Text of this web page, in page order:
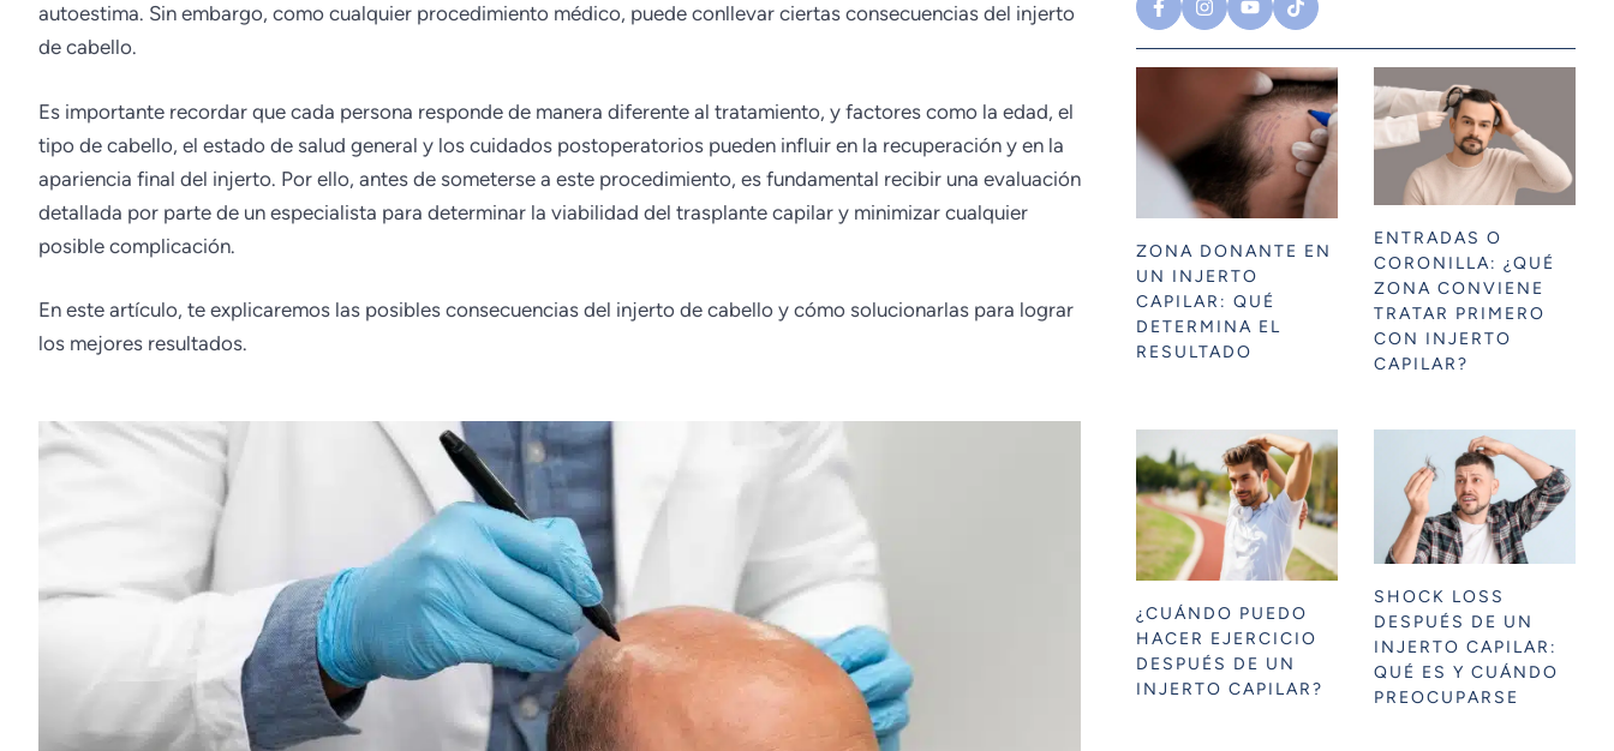
autoestima. Sin embargo, como cualquier procedimiento médico, puede conllevar ciertas consecuencias del injerto
de cabello.
Es importante recordar que cada persona responde de manera diferente al tratamiento, y factores como la edad, el
tipo de cabello, el estado de salud general y los cuidados postoperatorios pueden influir en la recuperación y en la
apariencia final del injerto. Por ello, antes de someterse a este procedimiento, es fundamental recibir una evaluación
detallada por parte de un especialista para determinar la viabilidad del trasplante capilar y minimizar cualquier
posible complicación.
En este artículo, te explicaremos las posibles consecuencias del injerto de cabello y cómo solucionarlas para lograr
los mejores resultados.
ZONA DONANTE EN
UN INJERTO
CAPILAR: QUÉ
DETERMINA EL
RESULTADO
ENTRADAS O
CORONILLA: ¿QUÉ
ZONA CONVIENE
TRATAR PRIMERO
CON INJERTO
CAPILAR?
¿CUÁNDO PUEDO
HACER EJERCICIO
DESPUÉS DE UN
INJERTO CAPILAR?
SHOCK LOSS
DESPUÉS DE UN
INJERTO CAPILAR:
QUÉ ES Y CUÁNDO
PREOCUPARSE